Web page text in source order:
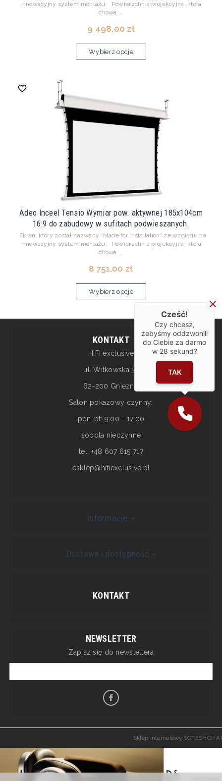
innowacyjny system montażu. Powierzchnia projekcyjna, która
chowa ...
9 498,00 zł
Wybierz opcje
Adeo Inceel Tensio Wymiar pow. aktywnej 185x104cm
16:9 do zabudowy w sufitach podwieszanych.
Ekran, który został nazwany “Made for Installation“ ze względu na
innowacyjny system montażu. Powierzchnia projekcyjna, która
chowa ...
8 751,00 zł
Wybierz opcje
KONTAKT
HiFI exclusive
ul. Witkowska 5a
62-200 Gniezno
Salon pokazowy czynny:
pon-pt: 9:00 - 17:00
sobota nieczynne
tel. +48 607 615 717
esklep@hifiexclusive.pl
Informacje
Dostawa i dostępność
KONTAKT
NEWSLETTER
Zapisz się do newslettera
Sklep internetowy SOTESHOP AI
Cześć!
Czy chcesz,
żebyśmy oddzwonili
do Ciebie za darmo
w 28 sekund?
TAK